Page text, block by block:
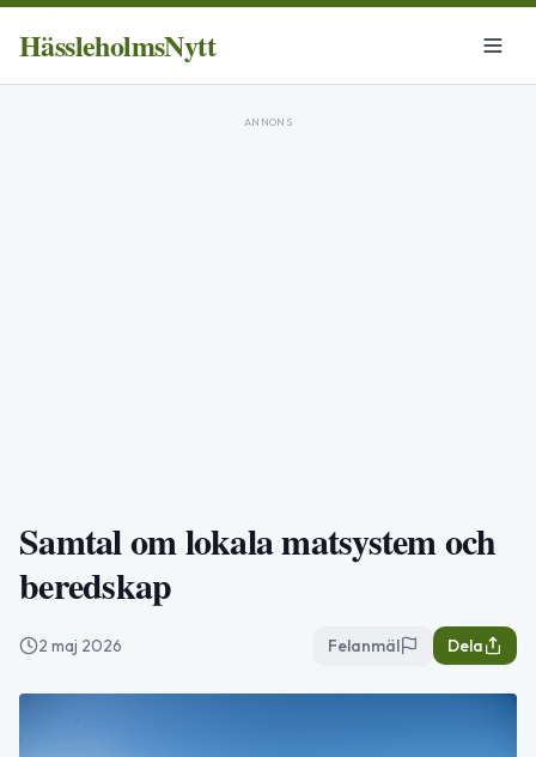
HässleholmsNytt
ANNONS
Samtal om lokala matsystem och
beredskap
2 maj 2026 Felanmäl Dela